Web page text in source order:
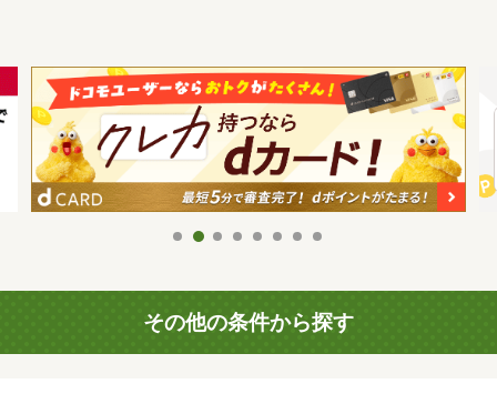
その他の条件から探す